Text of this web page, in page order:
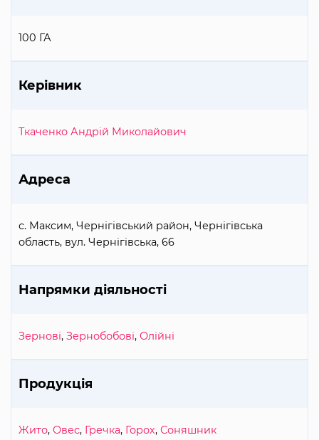
100 ГА
Керівник
Ткаченко Андрій Миколайович
Адреса
с. Максим, Чернігівський район, Чернігівська
область, вул. Чернігівська, 66
Напрямки діяльності
Зернові, Зернобобові, Олійні
Продукція
Жито, Овес, Гречка, Горох, Соняшник